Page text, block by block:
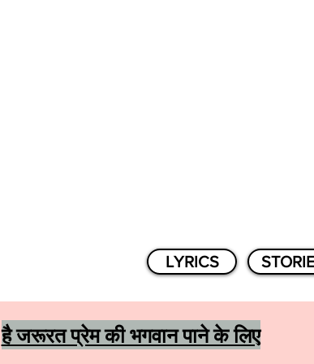
LYRICS
है जरूरत प्रेम की भगवान पाने के लिए